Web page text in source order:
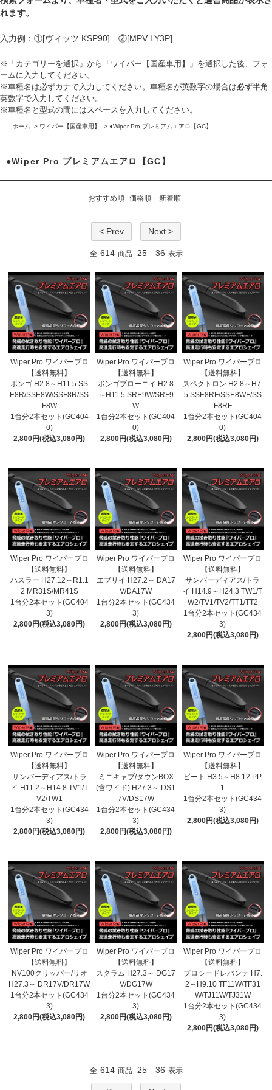
れます。
入力例：①[ヴィッツ KSP90] ②[MPV LY3P]
※「カテゴリーを選択」から「ワイパー【国産車用】」を選択した後、フォ
ームに入力してください。
※車種名は必ずカナで入力してください。車種名が英数字の場合は必ず半角
英数字で入力してください。
※車種名と型式の間にはスペースを入力してください。
ホーム > ワイパー【国産車用】 > ●Wiper Pro プレミアムエアロ【GC】
●Wiper Pro プレミアムエアロ【GC】
おすすめ順 価格順 新着順
< Prev Next >
全 614 商品 25 - 36 表示
Wiper Pro ワイパープロ
【送料無料】
ボンゴ H2.8～H11.5 SS
E8R/SSE8W/SSF8R/SS
F8W
1台分2本セット(GC404
0)
2,800円(税込3,080円)
Wiper Pro ワイパープロ
【送料無料】
ボンゴブローニイ H2.8
～H11.5 SRE9W/SRF9
W
1台分2本セット(GC404
0)
2,800円(税込3,080円)
Wiper Pro ワイパープロ
【送料無料】
スペクトロン H2.8～H7.
5 SSE8RF/SSE8WF/SS
F8RF
1台分2本セット(GC404
0)
2,800円(税込3,080円)
Wiper Pro ワイパープロ
【送料無料】
ハスラー H27.12～R1.1
2 MR31S/MR41S
1台分2本セット(GC404
3)
2,800円(税込3,080円)
Wiper Pro ワイパープロ
【送料無料】
エブリイ H27.2～ DA17
V/DA17W
1台分2本セット(GC434
3)
2,800円(税込3,080円)
Wiper Pro ワイパープロ
【送料無料】
サンバーディアス/トラ
イ H14.9～H24.3 TW1/T
W2/TV1/TV2/TT1/TT2
1台分2本セット(GC434
3)
2,800円(税込3,080円)
Wiper Pro ワイパープロ
【送料無料】
サンバーディアス/トラ
イ H11.2～H14.8 TV1/T
V2/TW1
1台分2本セット(GC434
3)
2,800円(税込3,080円)
Wiper Pro ワイパープロ
【送料無料】
ミニキャブ/タウンBOX
(含ワイド) H27.3～ DS1
7V/DS17W
1台分2本セット(GC434
3)
2,800円(税込3,080円)
Wiper Pro ワイパープロ
【送料無料】
ビート H3.5～H8.12 PP
1
1台分2本セット(GC434
3)
2,800円(税込3,080円)
Wiper Pro ワイパープロ
【送料無料】
NV100クリッパー/リオ
H27.3～ DR17V/DR17W
1台分2本セット(GC434
3)
2,800円(税込3,080円)
Wiper Pro ワイパープロ
【送料無料】
スクラム H27.3～ DG17
V/DG17W
1台分2本セット(GC434
3)
2,800円(税込3,080円)
Wiper Pro ワイパープロ
【送料無料】
プロシードレバンテ H7.
2～H9.10 TF11W/TF31
W/TJ11W/TJ31W
1台分2本セット(GC434
3)
2,800円(税込3,080円)
全 614 商品 25 - 36 表示